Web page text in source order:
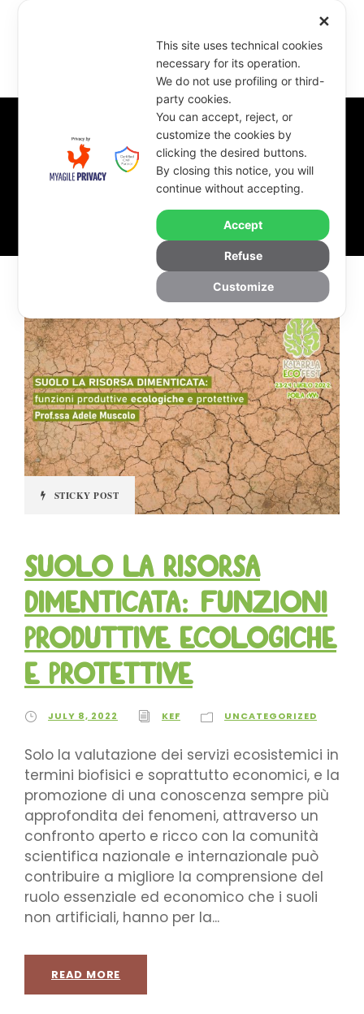
Tag
Suolo
STICKY POST
Suolo la risorsa
dimenticata: funzioni
produttive ecologiche
e protettive
JULY 8, 2022 KEF UNCATEGORIZED
Solo la valutazione dei servizi ecosistemici in
termini biofisici e soprattutto economici, e la
promozione di una conoscenza sempre più
approfondita dei fenomeni, attraverso un
confronto aperto e ricco con la comunità
scientifica nazionale e internazionale può
contribuire a migliore la comprensione del
ruolo essenziale ed economico che i suoli
non artificiali, hanno per la...
READ MORE
✕
This site uses technical cookies
necessary for its operation.
We do not use profiling or third-
party cookies.
You can accept, reject, or
customize the cookies by
clicking the desired buttons.
By closing this notice, you will
continue without accepting.
Accept
Refuse
Customize